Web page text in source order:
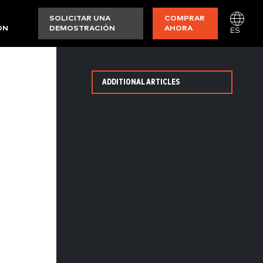
SOLICITAR UNA
DEMOSTRACIÓN
COMPRAR
AHORA
ES
ADDITIONAL ARTICLES